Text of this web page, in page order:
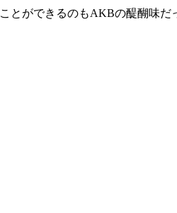
ができるのもAKBの醍醐味だ